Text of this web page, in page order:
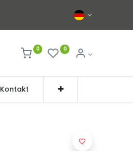
0 0
Kontakt